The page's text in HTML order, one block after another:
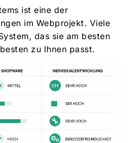
ist eine der
im Webprojekt. Viele
das sie am besten
zu Ihnen passt.